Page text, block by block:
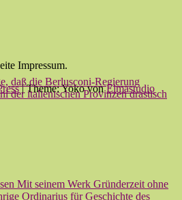
Impressum.
|Theme: Yoko vonElmastudio
daß die Berlusconi-Regierung
der italienischen Provinzen drastisch
Mit seinem Werk Gründerzeit ohne
Ordinarius für Geschichte des